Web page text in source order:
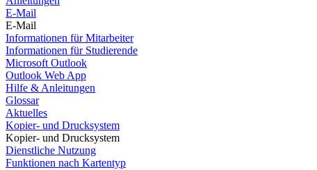
E-Mail
E-Mail
Informationen für Mitarbeiter
Informationen für Studierende
Microsoft Outlook
Outlook Web App
Hilfe & Anleitungen
Glossar
Aktuelles
Kopier- und Drucksystem
Kopier- und Drucksystem
Dienstliche Nutzung
Funktionen nach Kartentyp